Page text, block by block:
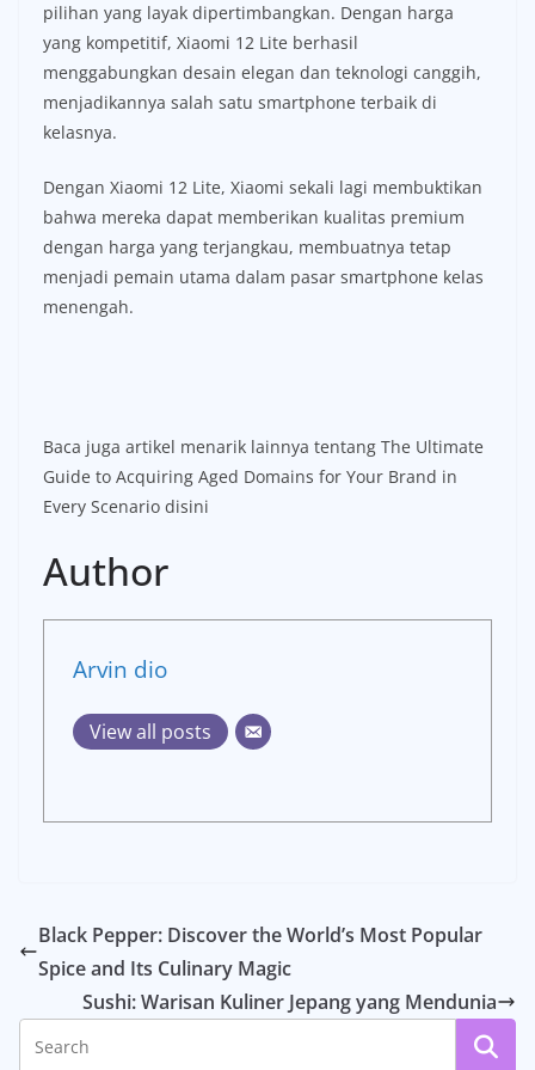
pilihan yang layak dipertimbangkan. Dengan harga
yang kompetitif, Xiaomi 12 Lite berhasil
menggabungkan desain elegan dan teknologi canggih,
menjadikannya salah satu smartphone terbaik di
kelasnya.
Dengan Xiaomi 12 Lite, Xiaomi sekali lagi membuktikan
bahwa mereka dapat memberikan kualitas premium
dengan harga yang terjangkau, membuatnya tetap
menjadi pemain utama dalam pasar smartphone kelas
menengah.
Baca juga artikel menarik lainnya tentang The Ultimate
Guide to Acquiring Aged Domains for Your Brand in
Every Scenario disini
Author
Arvin dio
View all posts
Black Pepper: Discover the World’s Most Popular
Spice and Its Culinary Magic
Sushi: Warisan Kuliner Jepang yang Mendunia